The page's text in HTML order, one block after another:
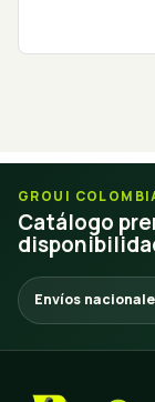
GROUI
Catálogo
Envíos